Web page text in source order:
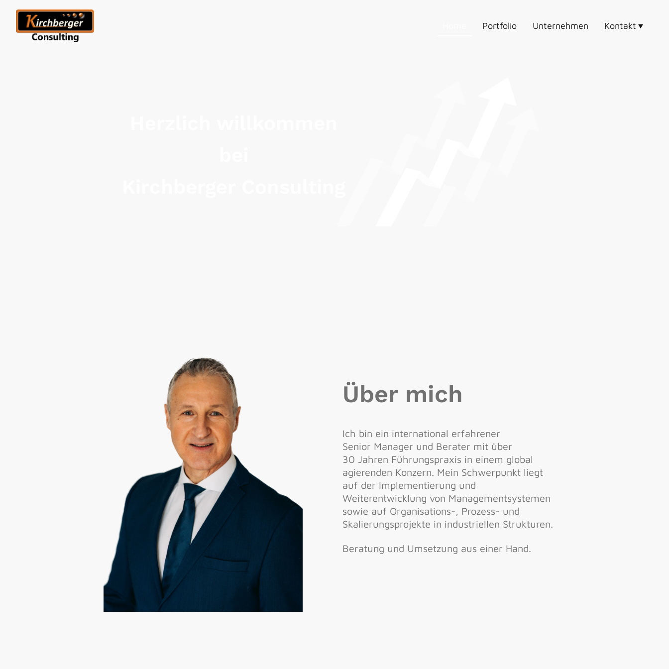
Portfolio Unternehmen Kontakt
Über mich
Ich bin ein international erfahrener
Senior Manager und Berater mit über
30 Jahren Führungspraxis in einem global
agierenden Konzern. Mein Schwerpunkt liegt
auf der Implementierung und
Weiterentwicklung von Managementsystemen
sowie auf Organisations-, Prozess- und
Skalierungsprojekte in industriellen Strukturen.
Beratung und Umsetzung aus einer Hand.